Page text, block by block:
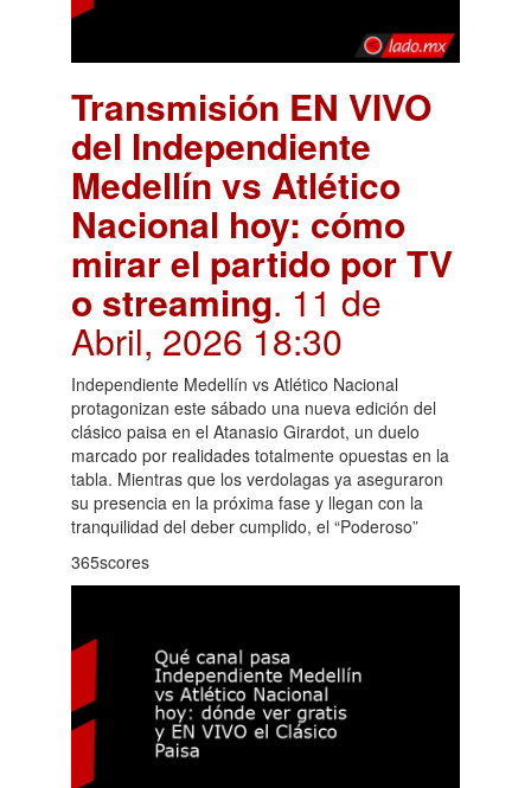
Transmisión EN VIVO
del Independiente
Medellín vs Atlético
Nacional hoy: cómo
mirar el partido por TV
o streaming. 11 de
Abril, 2026 18:30
Independiente Medellín vs Atlético Nacional
protagonizan este sábado una nueva edición del
clásico paisa en el Atanasio Girardot, un duelo
marcado por realidades totalmente opuestas en la
tabla. Mientras que los verdolagas ya aseguraron
su presencia en la próxima fase y llegan con la
tranquilidad del deber cumplido, el “Poderoso”
365scores